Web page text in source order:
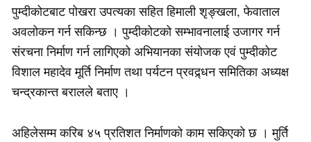
पुम्दीकोटबाट पोखरा उपत्यका सहित हिमाली शृङ्खला, फेवाताल
अवलोकन गर्न सकिन्छ । पुम्दीकोटको सम्भावनालाई उजागर गर्न
संरचना निर्माण गर्न लागिएको अभियानका संयोजक एवं पुम्दीकोट
विशाल महादेव मूर्ति निर्माण तथा पर्यटन प्रवद्र्धन समितिका अध्यक्ष
चन्द्रकान्त बरालले बताए ।
अहिलेसम्म करिब ४५ प्रतिशत निर्माणको काम सकिएको छ । मुर्ति